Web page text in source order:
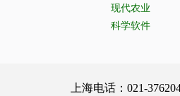
现代农业
科学软件
上海电话：021-